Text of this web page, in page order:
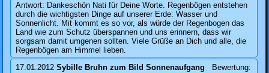
Antwort: Dankeschön Nati für Deine Worte. Regenbögen entstehen
durch die wichtigsten Dinge auf unserer Erde: Wasser und
Sonnenlicht. Mit kommt es so vor, als würde der Regenbogen das
Land wie zum Schutz überspannen und uns erinnern, dass wir
sorgsam damit umgenen sollten. Viele Grüße an Dich und alle, die
Regenbögen am Himmel lieben.
17.01.2012 Sybille Bruhn zum Bild Sonnenaufgang Bewertung: